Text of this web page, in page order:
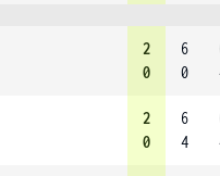
2
0
6
0
2
0
6
4